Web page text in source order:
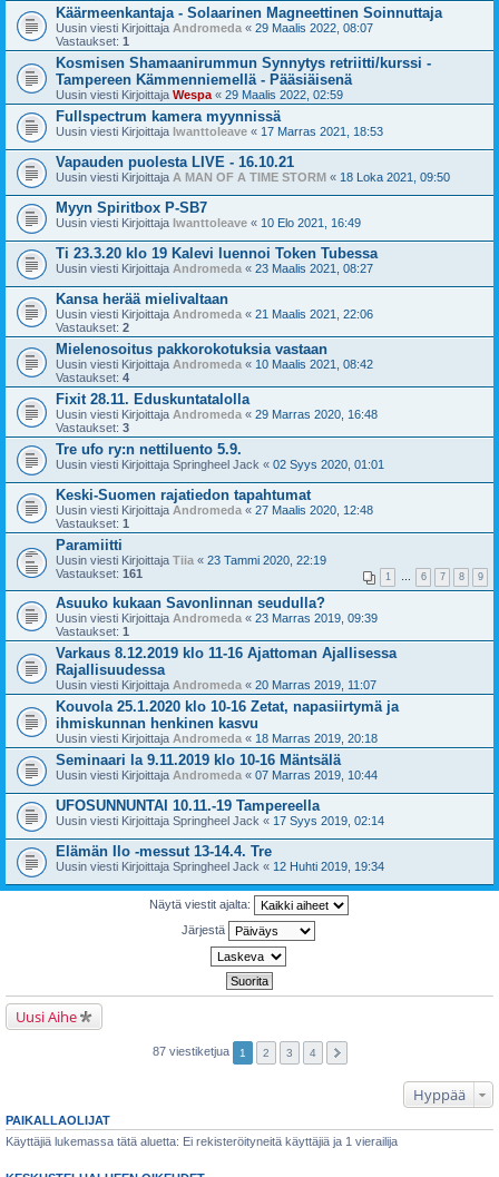
Käärmeenkantaja - Solaarinen Magneettinen Soinnuttaja
Uusin viesti Kirjoittaja Andromeda « 29 Maalis 2022, 08:07
Vastaukset: 1
Kosmisen Shamaanirummun Synnytys retriitti/kurssi -
Tampereen Kämmenniemellä - Pääsiäisenä
Uusin viesti Kirjoittaja Wespa « 29 Maalis 2022, 02:59
Fullspectrum kamera myynnissä
Uusin viesti Kirjoittaja Iwanttoleave « 17 Marras 2021, 18:53
Vapauden puolesta LIVE - 16.10.21
Uusin viesti Kirjoittaja A MAN OF A TIME STORM « 18 Loka 2021, 09:50
Myyn Spiritbox P-SB7
Uusin viesti Kirjoittaja Iwanttoleave « 10 Elo 2021, 16:49
Ti 23.3.20 klo 19 Kalevi luennoi Token Tubessa
Uusin viesti Kirjoittaja Andromeda « 23 Maalis 2021, 08:27
Kansa herää mielivaltaan
Uusin viesti Kirjoittaja Andromeda « 21 Maalis 2021, 22:06
Vastaukset: 2
Mielenosoitus pakkorokotuksia vastaan
Uusin viesti Kirjoittaja Andromeda « 10 Maalis 2021, 08:42
Vastaukset: 4
Fixit 28.11. Eduskuntatalolla
Uusin viesti Kirjoittaja Andromeda « 29 Marras 2020, 16:48
Vastaukset: 3
Tre ufo ry:n nettiluento 5.9.
Uusin viesti Kirjoittaja Springheel Jack « 02 Syys 2020, 01:01
Keski-Suomen rajatiedon tapahtumat
Uusin viesti Kirjoittaja Andromeda « 27 Maalis 2020, 12:48
Vastaukset: 1
Paramiitti
Uusin viesti Kirjoittaja Tiia « 23 Tammi 2020, 22:19
Vastaukset: 161 1 … 6 7 8 9
Asuuko kukaan Savonlinnan seudulla?
Uusin viesti Kirjoittaja Andromeda « 23 Marras 2019, 09:39
Vastaukset: 1
Varkaus 8.12.2019 klo 11-16 Ajattoman Ajallisessa
Rajallisuudessa
Uusin viesti Kirjoittaja Andromeda « 20 Marras 2019, 11:07
Kouvola 25.1.2020 klo 10-16 Zetat, napasiirtymä ja
ihmiskunnan henkinen kasvu
Uusin viesti Kirjoittaja Andromeda « 18 Marras 2019, 20:18
Seminaari la 9.11.2019 klo 10-16 Mäntsälä
Uusin viesti Kirjoittaja Andromeda « 07 Marras 2019, 10:44
UFOSUNNUNTAI 10.11.-19 Tampereella
Uusin viesti Kirjoittaja Springheel Jack « 17 Syys 2019, 02:14
Elämän Ilo -messut 13-14.4. Tre
Uusin viesti Kirjoittaja Springheel Jack « 12 Huhti 2019, 19:34
Näytä viestit ajalta:
Järjestä
Uusi Aihe
87 viestiketjua 1 2 3 4
Hyppää
PAIKALLAOLIJAT
Käyttäjiä lukemassa tätä aluetta: Ei rekisteröityneitä käyttäjiä ja 1 vierailija